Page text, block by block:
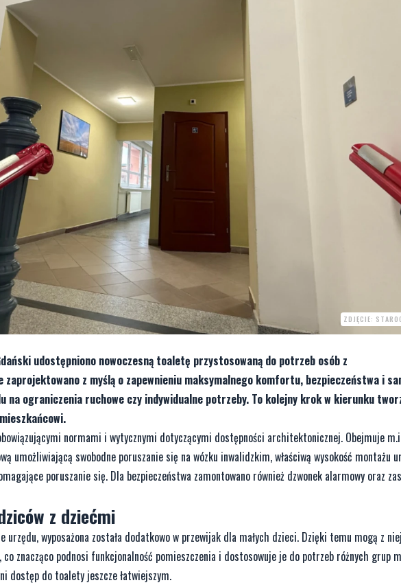
ZDJĘCIE:
udostępniono nowoczesną toaletę przystosowaną do potrzeb osób z
zaprojektowano z myślą o zapewnieniu maksymalnego komfortu, bezpieczeństwa i
na ograniczenia ruchowe czy indywidualne potrzeby. To kolejny krok w kierunku
normami i wytycznymi dotyczącymi dostępności architektonicznej. Obejmuje
umożliwiającą swobodne poruszanie się na wózku inwalidzkim, właściwą wysokość montażu
poruszanie się. Dla bezpieczeństwa zamontowano również dzwonek alarmowy oraz
z dziećmi
urzędu, wyposażona została dodatkowo w przewijak dla małych dzieci. Dzięki temu mogą z
znacząco podnosi funkcjonalność pomieszczenia i dostosowuje je do potrzeb różnych grup
dostęp do toalety jeszcze łatwiejszym.